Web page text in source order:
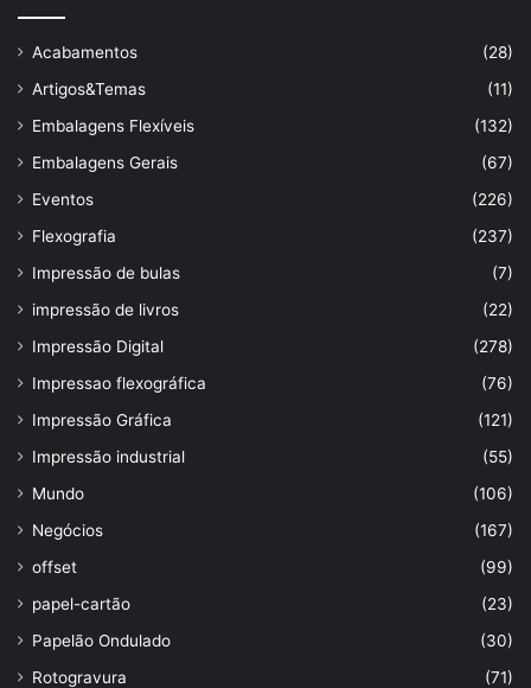
Acabamentos
(28)
Artigos&Temas
(11)
Embalagens Flexíveis
(132)
Embalagens Gerais
(67)
Eventos
(226)
Flexografia
(237)
Impressão de bulas
(7)
impressão de livros
(22)
Impressão Digital
(278)
Impressao flexográfica
(76)
Impressão Gráfica
(121)
Impressão industrial
(55)
Mundo
(106)
Negócios
(167)
offset
(99)
papel-cartão
(23)
Papelão Ondulado
(30)
Rotogravura
(71)